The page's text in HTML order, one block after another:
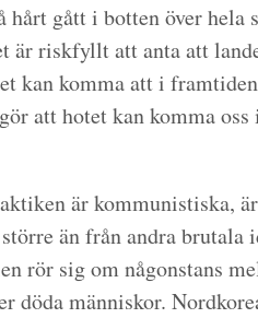
gått i botten över hela
är riskfyllt att anta att
kan komma att i framtiden
att hotet kan komma
är kommunistiska,
än från andra brutala
rör sig om någonstans
döda människor.